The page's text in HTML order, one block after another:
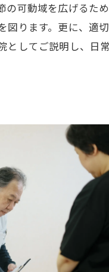
の可動域を広げるた
図ります。更に、適
としてご説明し、日